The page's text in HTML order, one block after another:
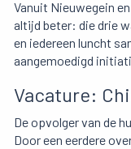
Vanuit Nieuwegein
altijd beter: die drie
en iedereen luncht
aangemoedigd
Vacature:
De opvolger van de
Door een eerdere